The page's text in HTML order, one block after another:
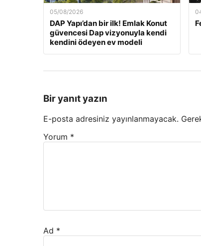
05/08/2026
DAP Yapı’dan bir ilk! Emlak Konut
güvencesi Dap vizyonuyla kendi
kendini ödeyen ev modeli
Bir yanıt yazın
E-posta adresiniz yayınlanmayacak.
Yorum *
Ad *